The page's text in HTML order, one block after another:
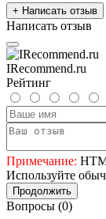
+ Написать отзыв
Написать отзыв
IRecommend.ru
Рейтинг
Примечание:
Используйте
Продолжить
Вопросы (0)